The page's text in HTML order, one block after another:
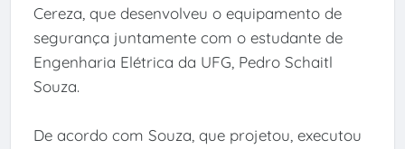
Cereza, que desenvolveu o equipamento de
segurança juntamente com o estudante de
Engenharia Elétrica da UFG, Pedro Schaitl
Souza.
De acordo com Souza, que projetou, executou